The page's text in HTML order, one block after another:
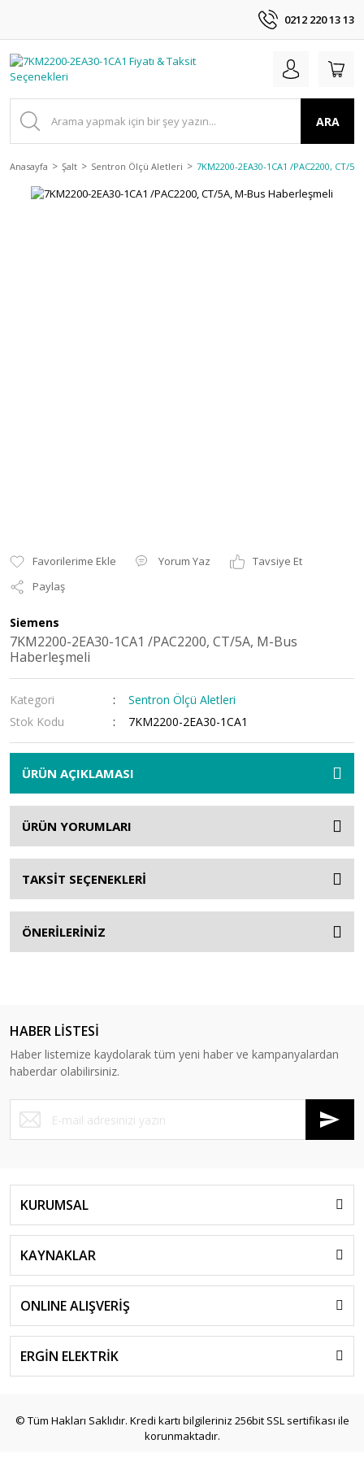
0212 220 13 13
ARA
Anasayfa Şalt Sentron Ölçü Aletleri 7KM2200-2EA30-1CA1 /PAC2200, CT/
Yorum Yaz
Tavsiye Et
Paylaş
Siemens
7KM2200-2EA30-1CA1 /PAC2200, CT/5A, M-Bus
Haberleşmeli
Kategori
Sentron Ölçü Aletleri
Stok Kodu
7KM2200-2EA30-1CA1
ÜRÜN AÇIKLAMASI
ÜRÜN YORUMLARI
TAKSİT SEÇENEKLERİ
ÖNERİLERİNİZ
HABER LİSTESİ
Haber listemize kaydolarak tüm yeni haber ve kampanyalardan
haberdar olabilirsiniz.
KURUMSAL
KAYNAKLAR
ONLINE ALIŞVERİŞ
ERGİN ELEKTRİK
© Tüm Hakları Saklıdır. Kredi kartı bilgileriniz 256bit SSL sertifikası ile
korunmaktadır.